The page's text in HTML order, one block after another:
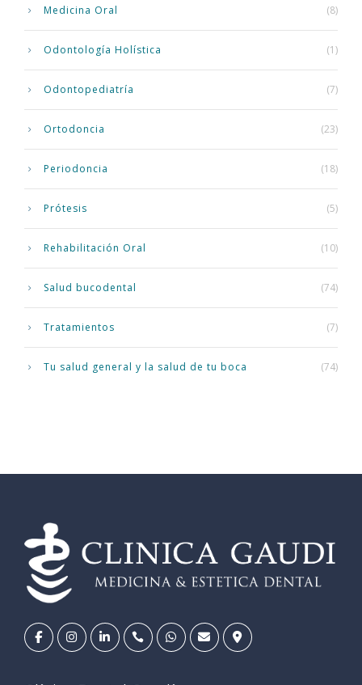
Medicina Oral (8)
Odontología Holística (1)
Odontopediatría (7)
Ortodoncia (23)
Periodoncia (18)
Prótesis (5)
Rehabilitación Oral (10)
Salud bucodental (74)
Tratamientos (7)
Tu salud general y la salud de tu boca (74)